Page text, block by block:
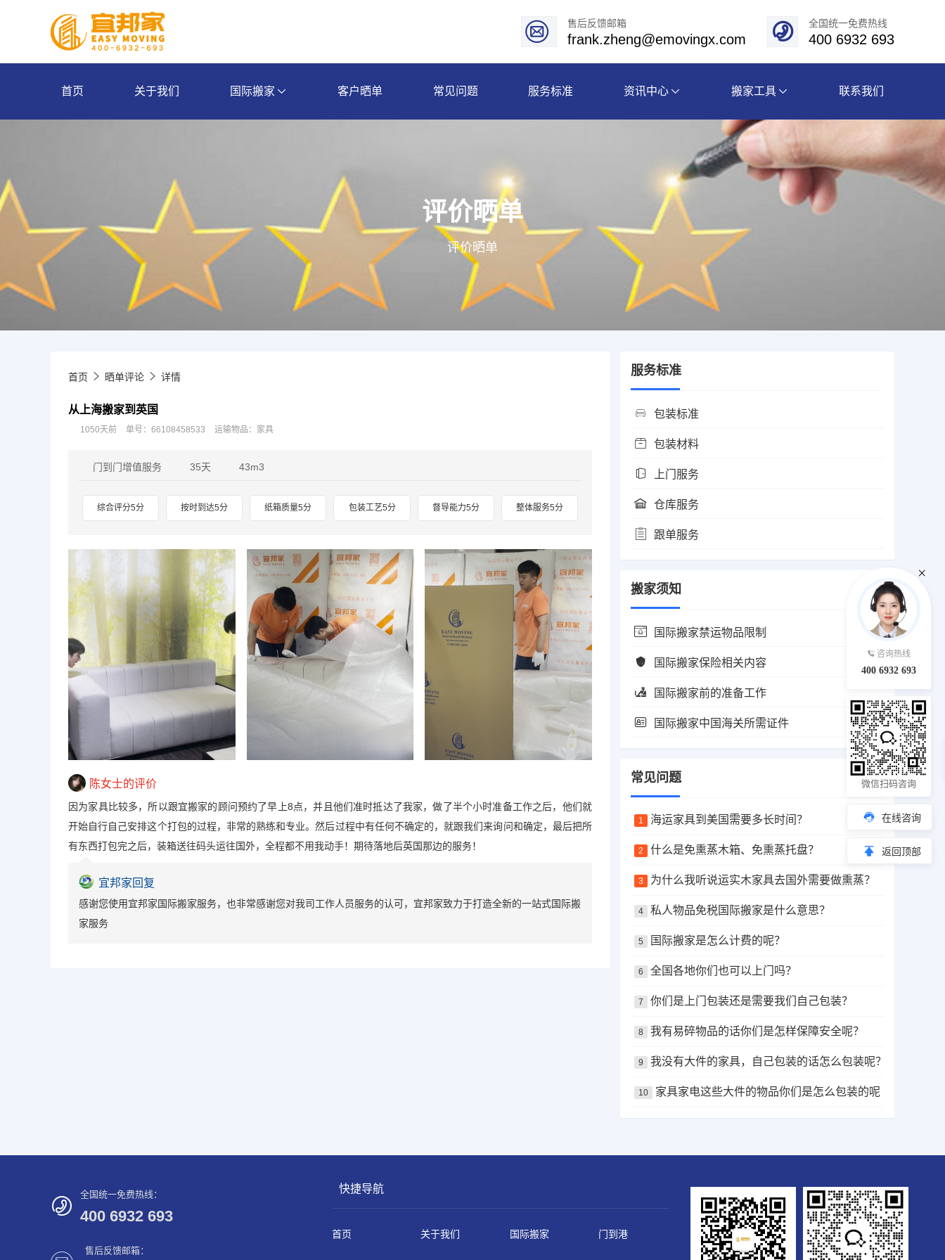
售后反馈邮箱
frank.zheng@emovingx.com
全国统一免费热线
400 6932 693
首页 关于我们 国际搬家 客户晒单 常见问题 服务标准 资讯中心 搬家工具 联系我们
评价晒单
评价晒单
首页 晒单评论 详情
从上海搬家到英国
1050天前 单号：66108458533 运输物品：家具
门到门增值服务 35天 43m3
综合评分5分 按时到达5分 纸箱质量5分 包装工艺5分 督导能力5分 整体服务5分
陈女士的评价
因为家具比较多，所以跟宜搬家的顾问预约了早上8点，并且他们准时抵达了我家，做了半个小时准备工作之后，他们就
开始自行自己安排这个打包的过程，非常的熟练和专业。然后过程中有任何不确定的，就跟我们来询问和确定，最后把所
有东西打包完之后，装箱送往码头运往国外，全程都不用我动手！期待落地后英国那边的服务！
宜邦家回复
感谢您使用宜邦家国际搬家服务，也非常感谢您对我司工作人员服务的认可，宜邦家致力于打造全新的一站式国际搬
家服务
服务标准
包装标准
包装材料
上门服务
仓库服务
跟单服务
搬家须知
国际搬家禁运物品限制
国际搬家保险相关内容
国际搬家前的准备工作
国际搬家中国海关所需证件
常见问题
1 海运家具到美国需要多长时间？
2 什么是免熏蒸木箱、免熏蒸托盘？
3 为什么我听说运实木家具去国外需要做熏蒸？
4 私人物品免税国际搬家是什么意思？
5 国际搬家是怎么计费的呢？
6 全国各地你们也可以上门吗？
7 你们是上门包装还是需要我们自己包装？
8 我有易碎物品的话你们是怎样保障安全呢？
9 我没有大件的家具，自己包装的话怎么包装呢？
10 家具家电这些大件的物品你们是怎么包装的呢？
全国统一免费热线：
400 6932 693
售后反馈邮箱：
快捷导航
首页 关于我们 国际搬家 门到港
咨询热线
400 6932 693
微信扫码咨询
在线咨询
返回顶部